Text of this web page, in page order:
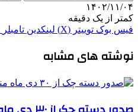
۱۴۰۲/۱۱/۰۴
کمتر از یک دقیقه
فیس بوک توییتر (X) لینکدین ‫تامبلر
نوشته های مشابه